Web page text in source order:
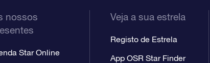
nossos
Star Online
Veja a sua estrela
Registo de Estrela
App OSR Star Finder